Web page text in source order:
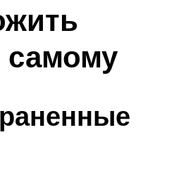
самому